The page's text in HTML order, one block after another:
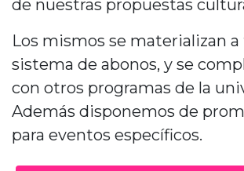
de nuestras propuestas
Los mismos se materializan a
sistema de abonos, y se
con otros programas de la
Además disponemos de
para eventos específicos.